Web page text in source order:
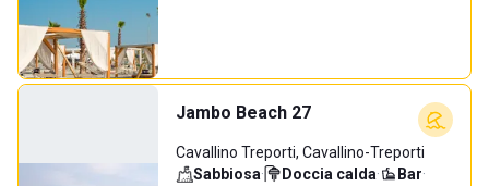
Jambo Beach 27
Cavallino Treporti, Cavallino-Treporti
Sabbiosa· Doccia calda· Bar·